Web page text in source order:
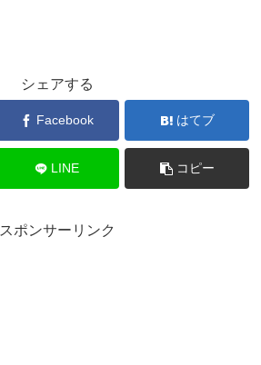
シェアする
Facebook はてブ
LINE コピー
スポンサーリンク